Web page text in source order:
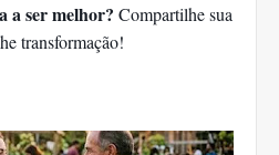
a ser melhor? Compartilhe sua
transformação!